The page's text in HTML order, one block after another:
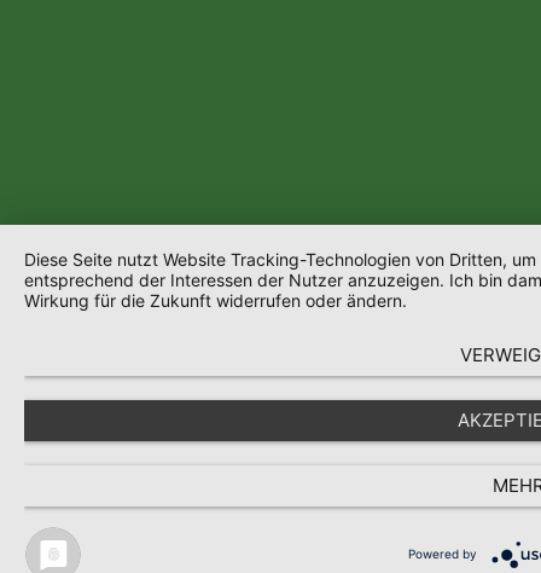
Diese Seite nutzt Website Tracking-Technologien von Dritten,
entsprechend der Interessen der Nutzer anzuzeigen. Ich bin
Wirkung für die Zukunft widerrufen oder ändern.
Powered by